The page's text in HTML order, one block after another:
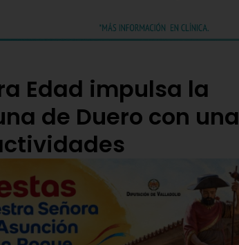
Edad impulsa la
de Duero con una